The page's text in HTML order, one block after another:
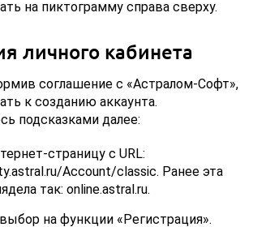
на пиктограмму справа сверху.
личного кабинета
соглашение с «Астралом-Софт»,
к созданию аккаунта.
подсказками далее:
страницу с URL:
Account/classic. Ранее эта
так: online.astral.ru.
на функции «Регистрация».